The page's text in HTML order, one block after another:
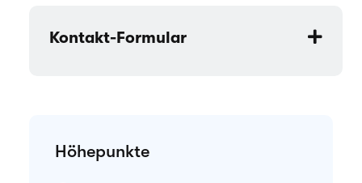
Kontakt-Formular
Höhepunkte